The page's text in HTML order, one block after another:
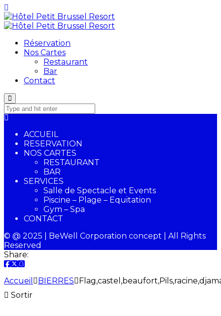
Réservation
Nos Cartes
Restaurant
Bar
Contact
ACCUEIL
RESERVATION
NOS CARTES
RESTAURANT
BAR
SERVICES
Salle de Spectacle et Events
Piscine – Plage – Equitation
Gym – Spa
CONTACT
© @ 2025 | BeWell Corporation concept | All Rights
Reserved
Share:
Accueil BIERRES
Sortir